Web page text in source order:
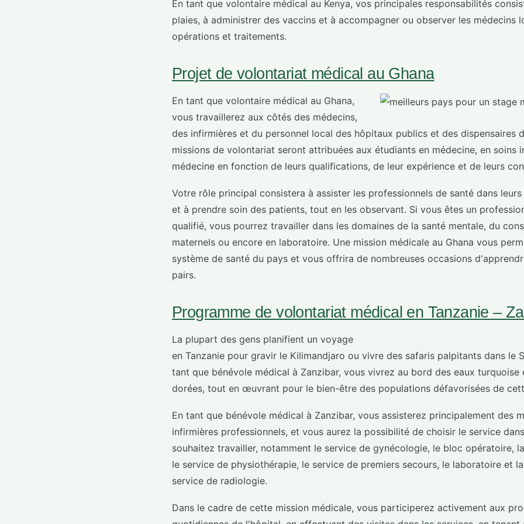
En tant que volontaire médical au Kenya, vos principales responsabilités
plaies, à administrer des vaccins et à accompagner ou observer les médecins
opérations et traitements.
Projet de volontariat médical au Ghana
En tant que volontaire médical au Ghana,
vous travaillerez aux côtés des médecins,
des infirmières et du personnel local des hôpitaux publics et des dispensaires
missions de volontariat seront attribuées aux étudiants en médecine, en soins
médecine en fonction de leurs qualifications, de leur expérience et de leurs
Votre rôle principal consistera à assister les professionnels de santé dans
et à prendre soin des patients, tout en les observant. Si vous êtes un
qualifié, vous pourrez travailler dans les domaines de la santé mentale, du
maternels ou encore en laboratoire. Une mission médicale au Ghana vous
système de santé du pays et vous offrira de nombreuses occasions
pairs.
Programme de volontariat médical en Tanzanie –
La plupart des gens planifient un voyage
en Tanzanie pour gravir le Kilimandjaro ou vivre des safaris palpitants dans le
tant que bénévole médical à Zanzibar, vous vivrez au bord des eaux turquoise
dorées, tout en œuvrant pour le bien-être des populations défavorisées de
En tant que bénévole médical à Zanzibar, vous assisterez principalement des
infirmières professionnels, et vous aurez la possibilité de choisir le service
souhaitez travailler, notamment le service de gynécologie, le bloc opératoire,
le service de physiothérapie, le service de premiers secours, le laboratoire et
service de radiologie.
Dans le cadre de cette mission médicale, vous participerez activement aux